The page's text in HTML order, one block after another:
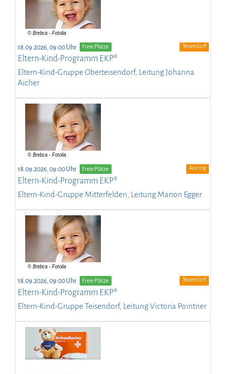
18.09.2026, 09:00 Uhr Freie Plätze Teisendorf
Eltern-Kind-Programm EKP®
Eltern-Kind-Gruppe Oberteisendorf, Leitung Johanna
Aicher
18.09.2026, 09:00 Uhr Freie Plätze Ainring
Eltern-Kind-Programm EKP®
Eltern-Kind-Gruppe Mitterfelden, Leitung Marion Egger
18.09.2026, 09:00 Uhr Freie Plätze Teisendorf
Eltern-Kind-Programm EKP®
Eltern-Kind-Gruppe Teisendorf, Leitung Victoria Pointner